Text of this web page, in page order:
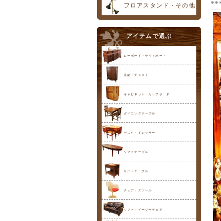
フロアスタンド・その他
アイテムで選ぶ
ローボード・サイドボード
収納・チェスト
キャビネット・カップボード
ダイニングテーブル
デスク・ドレッサー
ソファテーブル
サイドテーブル
チェア・スツール
ソファ・イージーチェア